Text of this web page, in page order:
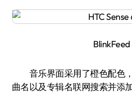
BlinkFeed
音乐界面采用了橙色配色
曲名以及专辑名联网搜索并添